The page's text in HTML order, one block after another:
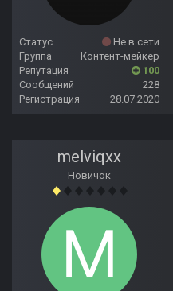
Статус
Не в сети
Группа
Контент-мейкер
Репутация
100
Сообщений
228
Регистрация
28.07.2020
melviqxx
Новичок